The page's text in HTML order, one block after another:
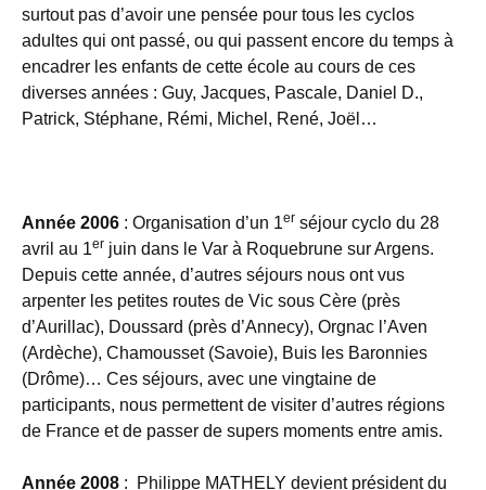
surtout pas d’avoir une pensée pour tous les cyclos
adultes qui ont passé, ou qui passent encore du temps à
encadrer les enfants de cette école au cours de ces
diverses années : Guy, Jacques, Pascale, Daniel D.,
Patrick, Stéphane, Rémi, Michel, René, Joël…
Année 2006 : Organisation d’un 1er séjour cyclo du 28
avril au 1er juin dans le Var à Roquebrune sur Argens.
Depuis cette année, d’autres séjours nous ont vus
arpenter les petites routes de Vic sous Cère (près
d’Aurillac), Doussard (près d’Annecy), Orgnac l’Aven
(Ardèche), Chamousset (Savoie), Buis les Baronnies
(Drôme)… Ces séjours, avec une vingtaine de
participants, nous permettent de visiter d’autres régions
de France et de passer de supers moments entre amis.
Année 2008 : Philippe MATHELY devient président du